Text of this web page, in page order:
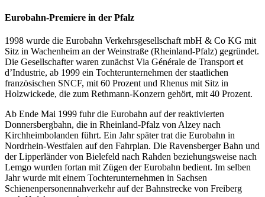
Eurobahn-Premiere in der Pfalz
1998 wurde die Eurobahn Verkehrsgesellschaft mbH & Co KG mit
Sitz in Wachenheim an der Weinstraße (Rheinland-Pfalz) gegründet.
Die Gesellschafter waren zunächst Via Générale de Transport et
d’Industrie, ab 1999 ein Tochterunternehmen der staatlichen
französischen SNCF, mit 60 Prozent und Rhenus mit Sitz in
Holzwickede, die zum Rethmann-Konzern gehört, mit 40 Prozent.
Ab Ende Mai 1999 fuhr die Eurobahn auf der reaktivierten
Donnersbergbahn, die in Rheinland-Pfalz von Alzey nach
Kirchheimbolanden führt. Ein Jahr später trat die Eurobahn in
Nordrhein-Westfalen auf den Fahrplan. Die Ravensberger Bahn und
der Lipperländer von Bielefeld nach Rahden beziehungsweise nach
Lemgo wurden fortan mit Zügen der Eurobahn bedient. Im selben
Jahr wurde mit einem Tochterunternehmen in Sachsen
Schienenpersonennahverkehr auf der Bahnstrecke von Freiberg